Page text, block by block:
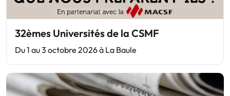
32èmes Universités de la CSMF
Du 1 au 3 octobre 2026 à La Baule